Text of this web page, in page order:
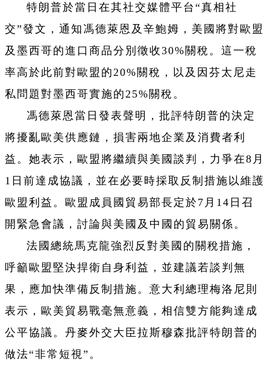
特朗普於當日在其社交媒體平台“真相社
交”發文，通知馮德萊恩及辛鮑姆，美國將對歐盟
及墨西哥的進口商品分別徵收30%關稅。這一稅
率高於此前對歐盟的20%關稅，以及因芬太尼走
私問題對墨西哥實施的25%關稅。
馮德萊恩當日發表聲明，批評特朗普的決定
將擾亂歐美供應鏈，損害兩地企業及消費者利
益。她表示，歐盟將繼續與美國談判，力爭在8月
1日前達成協議，並在必要時採取反制措施以維護
歐盟利益。歐盟成員國貿易部長定於7月14日召
開緊急會議，討論與美國及中國的貿易關係。
法國總統馬克龍強烈反對美國的關稅措施，
呼籲歐盟堅決捍衛自身利益，並建議若談判無
果，應加快準備反制措施。意大利總理梅洛尼則
表示，歐美貿易戰毫無意義，相信雙方能夠達成
公平協議。丹麥外交大臣拉斯穆森批評特朗普的
做法“非常短視”。